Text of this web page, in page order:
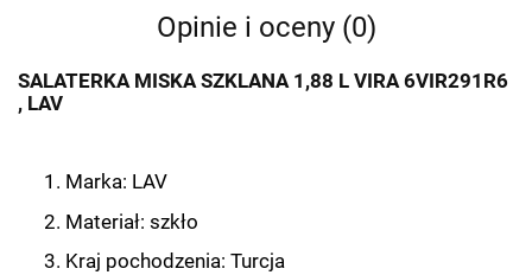
Opinie i oceny (0)
SALATERKA MISKA SZKLANA 1,88 L VIRA 6VIR291R6
, LAV
Marka: LAV
Materiał: szkło
Kraj pochodzenia: Turcja